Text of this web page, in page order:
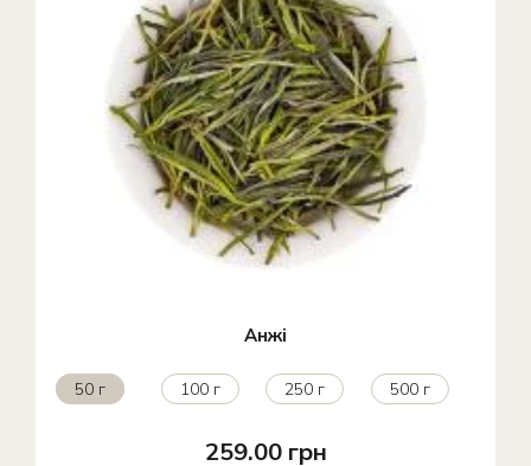
Анжі
50 г 100 г 250 г 500 г
259.00 грн